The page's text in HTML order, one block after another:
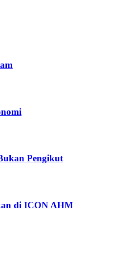
Pengikut
di ICON AHM